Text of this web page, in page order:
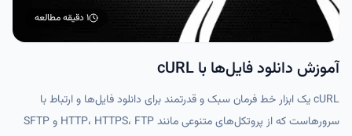
۱ دقیقه مطالعه
آموزش دانلود فایل‌ها با cURL
cURL یک ابزار خط فرمان سبک و قدرتمند برای دانلود فایل‌ها و ارتباط با
سرورهاست که از پروتکل‌های متنوعی مانند HTTP، HTTPS، FTP و SFTP